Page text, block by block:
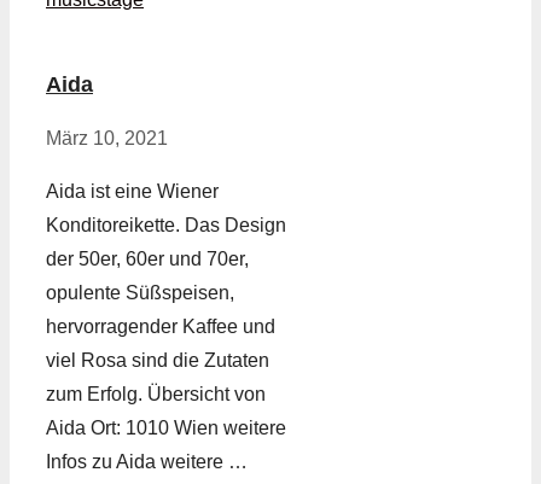
Aida
März 10, 2021
Aida ist eine Wiener
Konditoreikette. Das Design
der 50er, 60er und 70er,
opulente Süßspeisen,
hervorragender Kaffee und
viel Rosa sind die Zutaten
zum Erfolg. Übersicht von
Aida Ort: 1010 Wien weitere
Infos zu Aida weitere …